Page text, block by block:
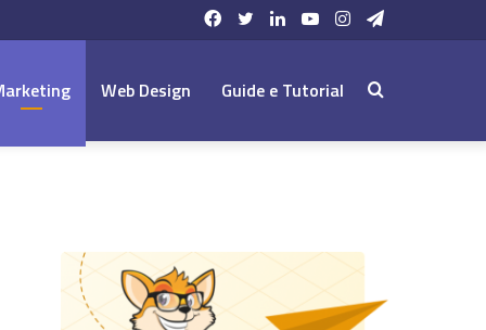
Telegram
Instagram
YouTube
LinkedIn
Twitter
Facebook
Web Design Guide e Tutorial Cerca: